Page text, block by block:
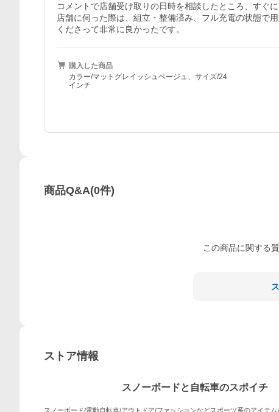
コメントで店舗受け取りの日時を相談したところ、すぐ
店舗に伺った際は、組立・整備済み、フル充電の状態で
くださって非常に良かったです。
購入した商品
カラー/マットグレイッシュベージュ、サイズ/24
インチ
商品Q&A(0件)
この商品に関する
ストア情報
スノーボードと自転車のスポイチ
スノーボード/電動自転車/アウトドア/ファッションなどスポーツ系のアイテム